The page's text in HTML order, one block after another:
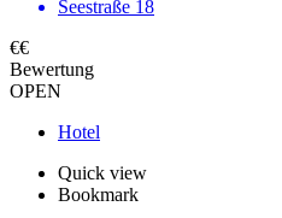
Seestraße 18
€€
Bewertung
OPEN
Hotel
Quick view
Bookmark